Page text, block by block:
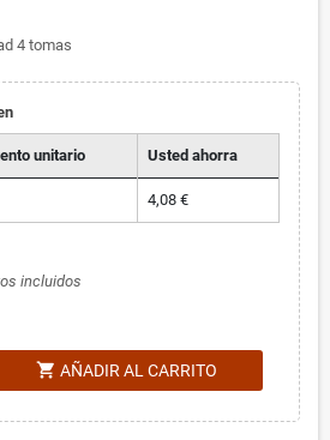
4 tomas
unitario Usted ahorra
4,08 €
incluidos
shopping_cart AÑADIR AL CARRITO